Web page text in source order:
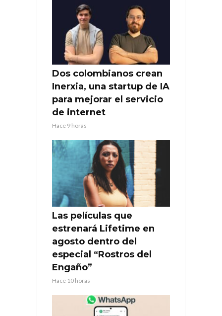
Dos colombianos crean
Inerxia, una startup de IA
para mejorar el servicio
de internet
Hace 9 horas
Las películas que
estrenará Lifetime en
agosto dentro del
especial “Rostros del
Engaño”
Hace 10 horas